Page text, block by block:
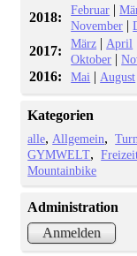
2018: Februar |
November |
2017: März | April
Oktober |
2016: Mai | August
Kategorien
alle Allgemein
GYMWELT
Mountainbike
Administration
Anmelden